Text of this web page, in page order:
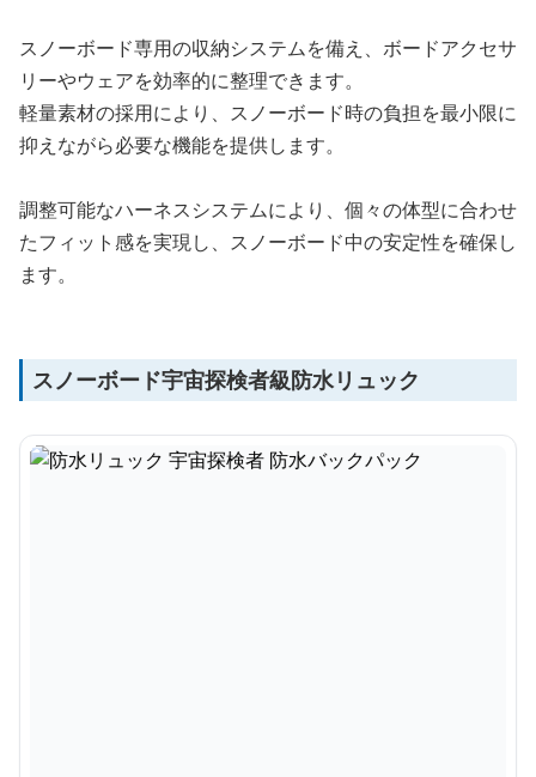
スノーボード専用の収納システムを備え、ボードアクセサ
リーやウェアを効率的に整理できます。
軽量素材の採用により、スノーボード時の負担を最小限に
抑えながら必要な機能を提供します。
調整可能なハーネスシステムにより、個々の体型に合わせ
たフィット感を実現し、スノーボード中の安定性を確保し
ます。
スノーボード宇宙探検者級防水リュック